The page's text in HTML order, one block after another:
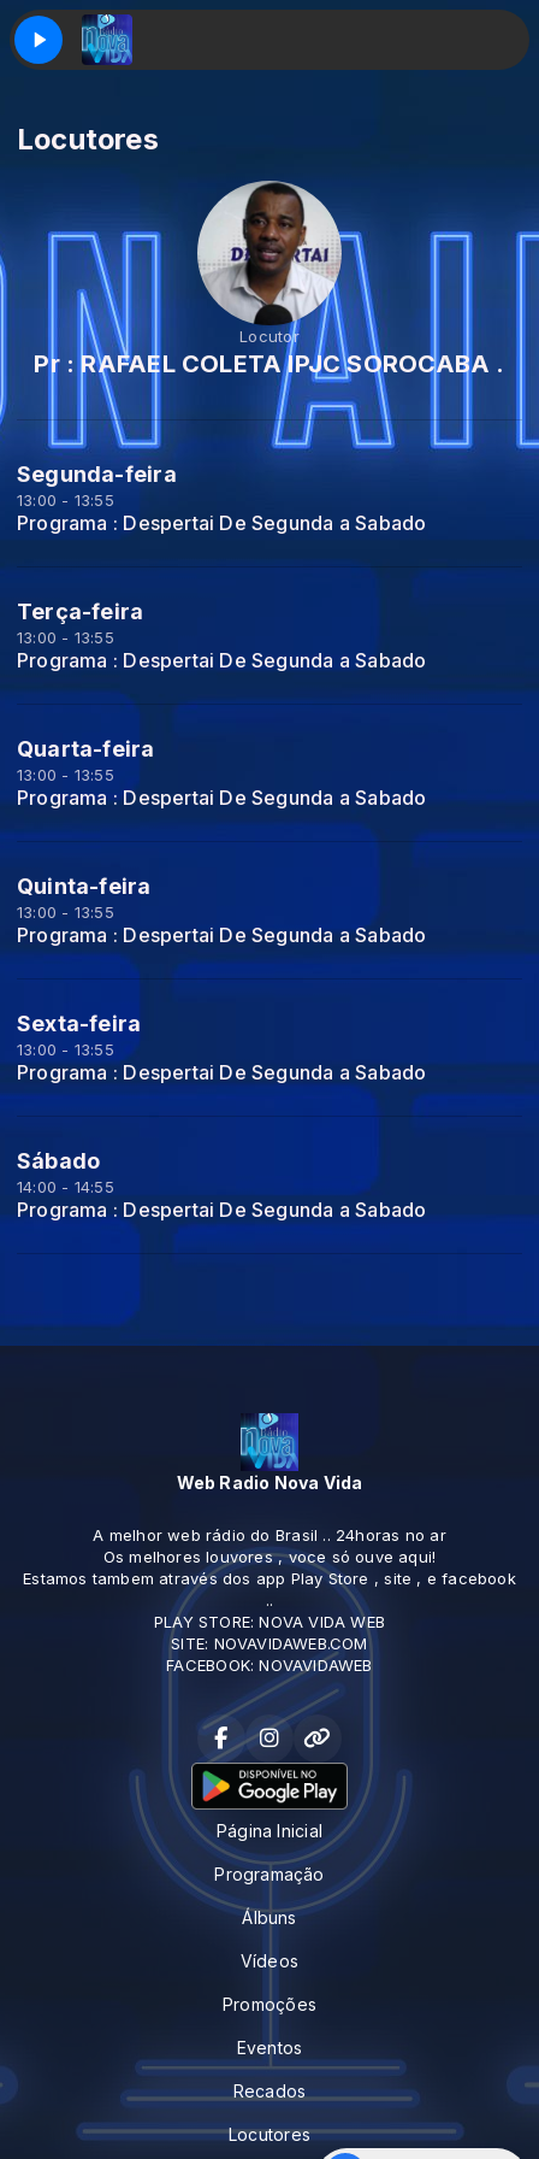
Locutores
Locutor
Pr : RAFAEL COLETA IPJC SOROCABA .
Segunda-feira
13:00 - 13:55
Programa : Despertai De Segunda a Sabado
Terça-feira
13:00 - 13:55
Programa : Despertai De Segunda a Sabado
Quarta-feira
13:00 - 13:55
Programa : Despertai De Segunda a Sabado
Quinta-feira
13:00 - 13:55
Programa : Despertai De Segunda a Sabado
Sexta-feira
13:00 - 13:55
Programa : Despertai De Segunda a Sabado
Sábado
14:00 - 14:55
Programa : Despertai De Segunda a Sabado
Web Radio Nova Vida
A melhor web rádio do Brasil .. 24horas no ar
Os melhores louvores , voce só ouve aqui!
Estamos tambem através dos app Play Store , site , e facebook
..
PLAY STORE: NOVA VIDA WEB
SITE: NOVAVIDAWEB.COM
FACEBOOK: NOVAVIDAWEB
Página Inicial
Programação
Álbuns
Vídeos
Promoções
Eventos
Recados
Locutores